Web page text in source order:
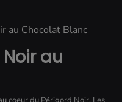
au Chocolat Blanc
au